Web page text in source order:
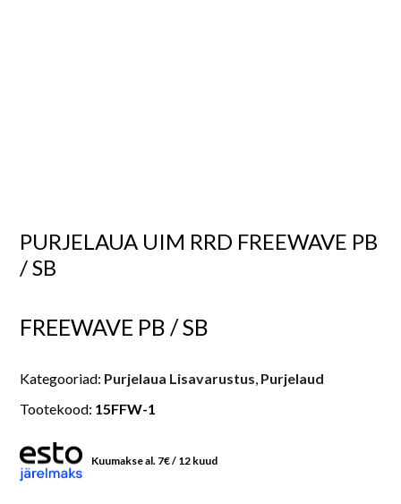
PURJELAUA UIM RRD FREEWAVE PB
/ SB
Kuumakse al. 7€/ 12 kuud
FREEWAVE PB / SB
Tootekood: 15FFW-1
Kategooriad: Purjelaua Lisavarustus Purjelaud